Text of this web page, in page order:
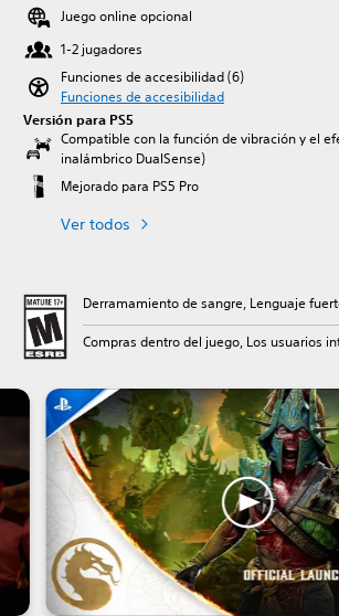
Juego online opcional
1-2 jugadores
Funciones de accesibilidad (6)
Funciones de accesibilidad
Versión para PS5
Compatible con la función de vibración y el
inalámbrico DualSense)
Mejorado para PS5 Pro
Ver todos
Derramamiento de sangre, Lenguaje
Compras dentro del juego, Los usuarios